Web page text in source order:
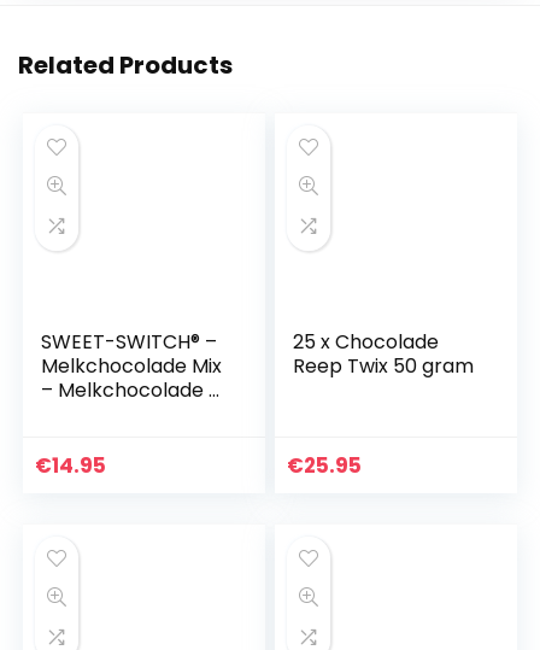
Related Products
SWEET-SWITCH® –
Melkchocolade Mix
– Melkchocolade –
Suikerarm –
€14.95
25 x Chocolade
Reep Twix 50 gram
€25.95